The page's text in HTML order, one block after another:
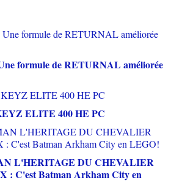
formule de RETURNAL améliorée
ELITE 400 HE PC
L'HERITAGE DU CHEVALIER
: C'est Batman Arkham City en